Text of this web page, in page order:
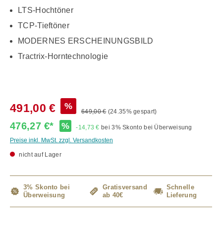
LTS-Hochtöner
TCP-Tieftöner
MODERNES ERSCHEINUNGSBILD
Tractrix-Horntechnologie
491,00 € %
649,00 € (24.35% gespart)
476,27 €* % -14,73 € bei 3% Skonto bei Überweisung
Preise inkl. MwSt. zzgl. Versandkosten
nicht auf Lager
3% Skonto bei
Überweisung
Gratisversand
ab 40€
Schnelle
Lieferung